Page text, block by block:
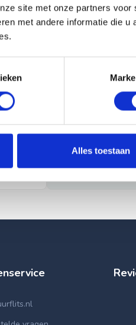
site met onze partners voor
met andere informatie die u
Alles toestaan
Huurflits hecht
handelen van
1: Nooit vooraf
hebben gezien.
2: Geen
3: Meld bij
klantenservice.